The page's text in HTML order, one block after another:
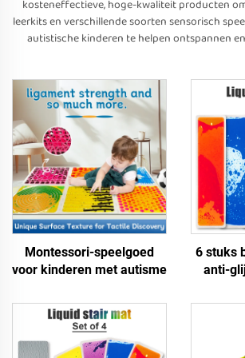
kosteneffectieve, hoge-kwaliteit producten
leerkits en verschillende soorten sensorisch
autistische kinderen te helpen ontspannen
Montessori-speelgoed
voor kinderen met autisme
6 stuks
anti-